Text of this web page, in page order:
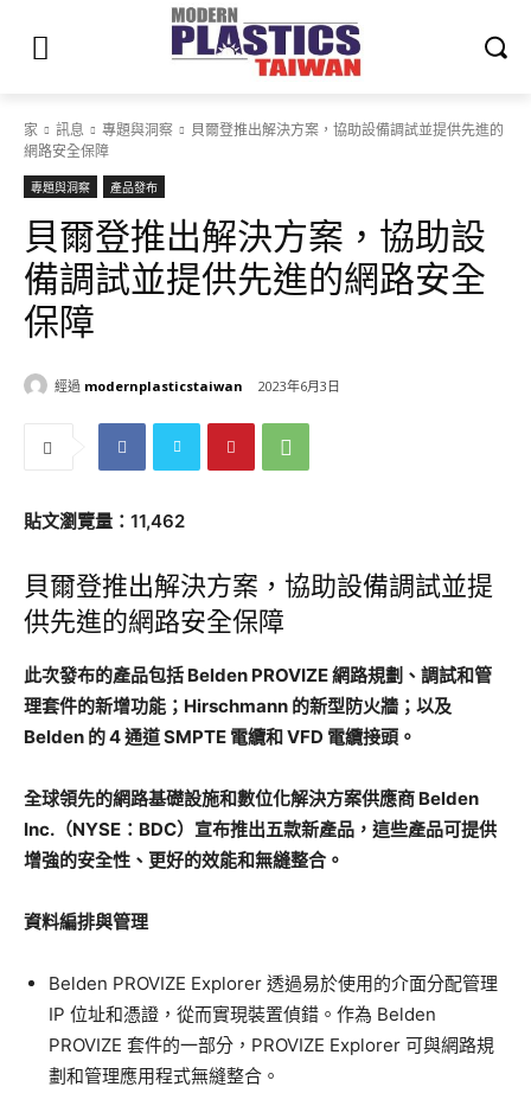
家 訊息 專題與洞察
貝爾登推出解決方案，協助設備調試並提供先進的
網路安全保障
專題與洞察 產品發布
貝爾登推出解決方案，協助設
備調試並提供先進的網路安全
保障
經過 modernplasticstaiwan 2023年6月3日
貼文瀏覽量：11,462
貝爾登推出解決方案，協助設備調試並提
供先進的網路安全保障
此次發布的產品包括 Belden PROVIZE 網路規劃、調試和管
理套件的新增功能；Hirschmann 的新型防火牆；以及
Belden 的 4 通道 SMPTE 電纜和 VFD 電纜接頭。
全球領先的網路基礎設施和數位化解決方案供應商 Belden
Inc.（NYSE：BDC）宣布推出五款新產品，這些產品可提供
增強的安全性、更好的效能和無縫整合。
資料編排與管理
Belden PROVIZE Explorer 透過易於使用的介面分配管理
IP 位址和憑證，從而實現裝置偵錯。作為 Belden
PROVIZE 套件的一部分，PROVIZE Explorer 可與網路規
劃和管理應用程式無縫整合。